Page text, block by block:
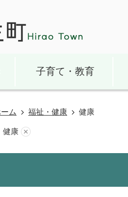
子育て・教育
ム 福祉・健康 健康
健康